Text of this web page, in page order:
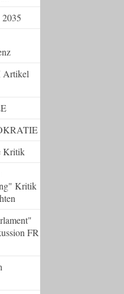
Artikel
Kritik
Kritik
FR